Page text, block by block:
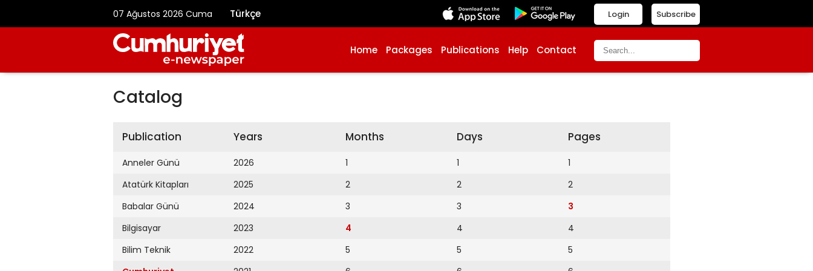
07 Ağustos 2026 Cuma Türkçe Subscribe
Login
Home Packages Publications Help Contact
Catalog
Publication
Anneler Günü
Atatürk Kitapları
Babalar Günü
Bilgisayar
Bilim Teknik
Years
2026
2025
2024
2023
2022
Months
1
2
3
4
5
Days
1
2
3
4
5
Pages
1
2
3
4
5